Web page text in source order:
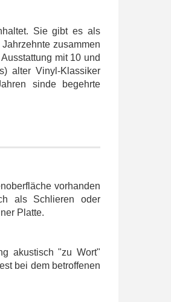
Sie gibt es als
zusammen
mit 10 und
alter Vinyl-Klassiker
sinde begehrte
vorhanden
als Schlieren oder
Platte.
akustisch "zu Wort"
bei dem betroffenen